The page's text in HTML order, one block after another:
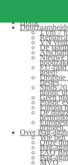
Home
1 t/m 7
VN
De
Nieuwe
EU-
goed!
Droppie
flesjes
Sinds
plastic
Geen
Plastic
Europa
De
dringen.
Over Bag-
Wie ben
Onze
Bag-
FAQ
Bag-
MVO